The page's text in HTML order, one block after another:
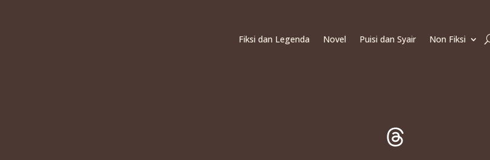
Fiksi dan Legenda Novel Puisi dan Syair Non Fiksi